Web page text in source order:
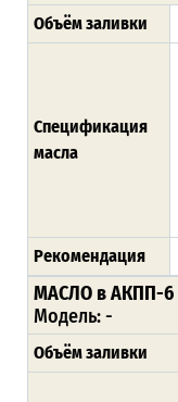
Объём заливки
Спецификация
масла
Рекомендация
МАСЛО в АКПП-6
Модель: -
Объём заливки